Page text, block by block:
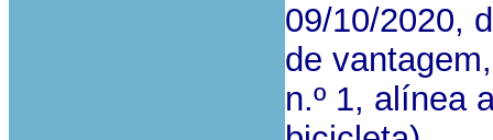
09/10/2020,
de
n.º 1, alínea